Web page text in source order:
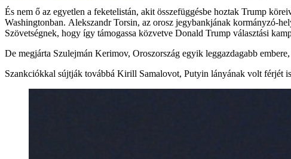
És nem ő az egyetlen a feketelistán, akit összefüggésbe hoztak Trump
Washingtonban. Alekszandr Torsin, az orosz jegybankjának kormányzó-
Szövetségnek, hogy így támogassa közvetve Donald Trump választási
De megjárta Szulejmán Kerimov, Oroszország egyik leggazdagabb
Szankciókkal sújtják továbbá Kirill Samalovot, Putyin lányának volt férjét